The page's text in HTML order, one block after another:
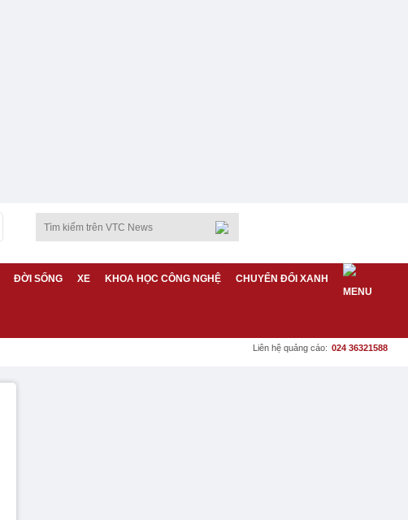
ĐỜI SỐNG XE KHOA HỌC CÔNG NGHỆ CHUYỂN ĐỔI XANH
Liên hệ quảng cáo: 024 36321588